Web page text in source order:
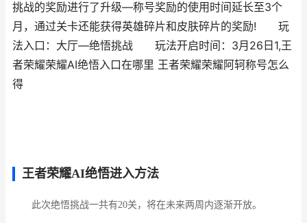
挑战的奖励进行了升级—称号奖励的使用时间延长至3个
月，通过关卡还能获得英雄碎片和皮肤碎片的奖励! 玩
法入口：大厅—绝悟挑战 玩法开启时间：3月26日1,王
者荣耀荣耀AI绝悟入口在哪里 王者荣耀荣耀阿轲称号怎么
得
王者荣耀AI绝悟进入方法
此次绝悟挑战一共有20关，将在未来两周内逐渐开放。